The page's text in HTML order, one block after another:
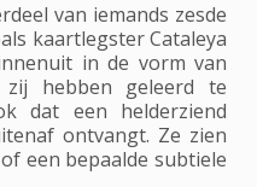
van iemands zesde
kaartlegster Cataleya
in de vorm van
hebben geleerd te
dat een helderziend
ontvangt. Ze zien
een bepaalde subtiele